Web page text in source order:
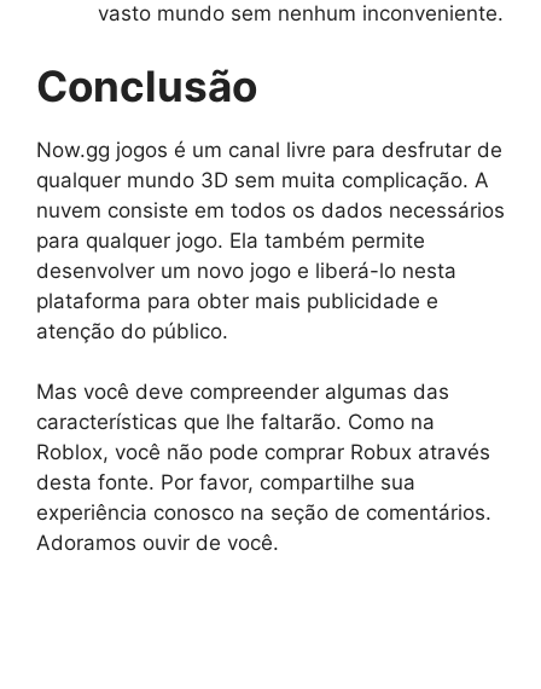
vasto mundo sem nenhum inconveniente.
Conclusão
Now.gg jogos é um canal livre para desfrutar de
qualquer mundo 3D sem muita complicação. A
nuvem consiste em todos os dados necessários
para qualquer jogo. Ela também permite
desenvolver um novo jogo e liberá-lo nesta
plataforma para obter mais publicidade e
atenção do público.
Mas você deve compreender algumas das
características que lhe faltarão. Como na
Roblox, você não pode comprar Robux através
desta fonte. Por favor, compartilhe sua
experiência conosco na seção de comentários.
Adoramos ouvir de você.